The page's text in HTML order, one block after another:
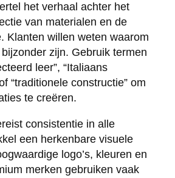
het verhaal achter het
van materialen en de
Klanten willen weten waarom
zijn. Gebruik termen
leer”, “Italiaans
“traditionele constructie” om
te creëren.
consistentie in alle
een herkenbare visuele
logo’s, kleuren en
merken gebruiken vaak